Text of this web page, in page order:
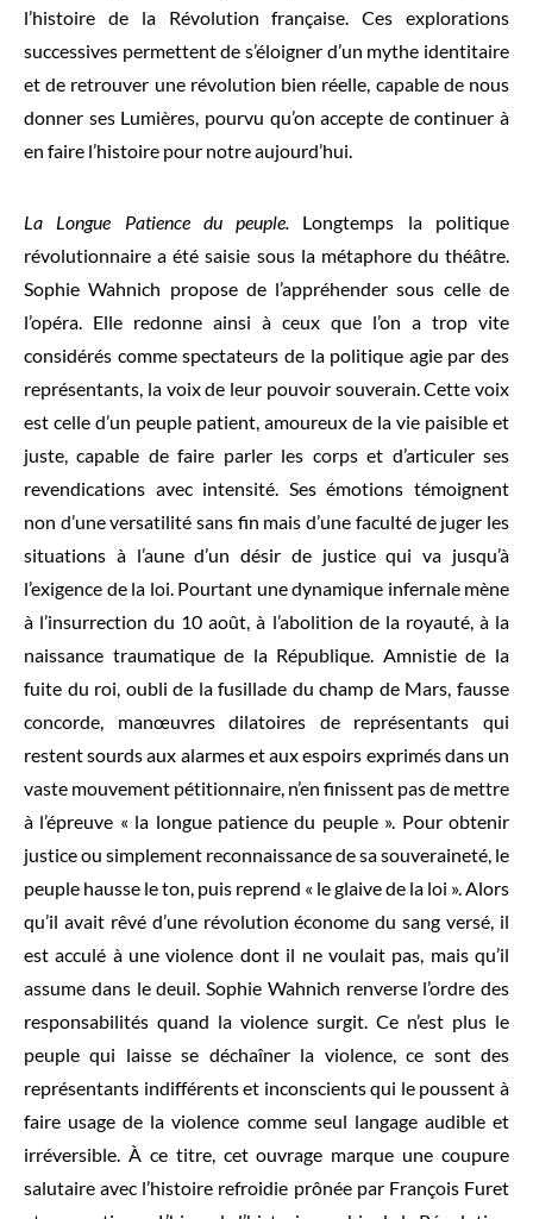
l’histoire de la Révolution française. Ces explorations
successives permettent de s’éloigner d’un mythe identitaire
et de retrouver une révolution bien réelle, capable de nous
donner ses Lumières, pourvu qu’on accepte de continuer à
en faire l’histoire pour notre aujourd’hui.
La Longue Patience du peuple. Longtemps la politique
révolutionnaire a été saisie sous la métaphore du théâtre.
Sophie Wahnich propose de l’appréhender sous celle de
l’opéra. Elle redonne ainsi à ceux que l’on a trop vite
considérés comme spectateurs de la politique agie par des
représentants, la voix de leur pouvoir souverain. Cette voix
est celle d’un peuple patient, amoureux de la vie paisible et
juste, capable de faire parler les corps et d’articuler ses
revendications avec intensité. Ses émotions témoignent
non d’une versatilité sans fin mais d’une faculté de juger les
situations à l’aune d’un désir de justice qui va jusqu’à
l’exigence de la loi. Pourtant une dynamique infernale mène
à l’insurrection du 10 août, à l’abolition de la royauté, à la
naissance traumatique de la République. Amnistie de la
fuite du roi, oubli de la fusillade du champ de Mars, fausse
concorde, manœuvres dilatoires de représentants qui
restent sourds aux alarmes et aux espoirs exprimés dans un
vaste mouvement pétitionnaire, n’en finissent pas de mettre
à l’épreuve « la longue patience du peuple ». Pour obtenir
justice ou simplement reconnaissance de sa souveraineté, le
peuple hausse le ton, puis reprend « le glaive de la loi ». Alors
qu’il avait rêvé d’une révolution économe du sang versé, il
est acculé à une violence dont il ne voulait pas, mais qu’il
assume dans le deuil. Sophie Wahnich renverse l’ordre des
responsabilités quand la violence surgit. Ce n’est plus le
peuple qui laisse se déchaîner la violence, ce sont des
représentants indifférents et inconscients qui le poussent à
faire usage de la violence comme seul langage audible et
irréversible. À ce titre, cet ouvrage marque une coupure
salutaire avec l’histoire refroidie prônée par François Furet